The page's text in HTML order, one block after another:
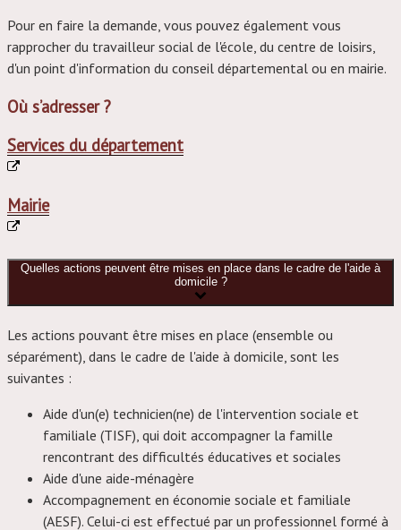
Pour en faire la demande, vous pouvez également vous
rapprocher du travailleur social de l'école, du centre de loisirs,
d'un point d'information du conseil départemental ou en mairie.
Où s’adresser ?
Services du département
Mairie
Quelles actions peuvent être mises en place dans le cadre de l'aide à
domicile ?
Les actions pouvant être mises en place (ensemble ou
séparément), dans le cadre de l'aide à domicile, sont les
suivantes :
Aide d'un(e) technicien(ne) de l'intervention sociale et
familiale (TISF), qui doit accompagner la famille
rencontrant des difficultés éducatives et sociales
Aide d'une aide-ménagère
Accompagnement en économie sociale et familiale
(AESF). Celui-ci est effectué par un professionnel formé à